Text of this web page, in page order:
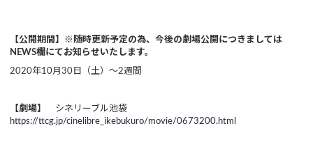
【公開期間】※随時更新予定の為、今後の劇場公開につきましては
NEWS欄にてお知らせいたします。
2020年10月30日（土）～2週間
【劇場】
シネリーブル池袋
https://ttcg.jp/cinelibre_ikebukuro/movie/0673200.html